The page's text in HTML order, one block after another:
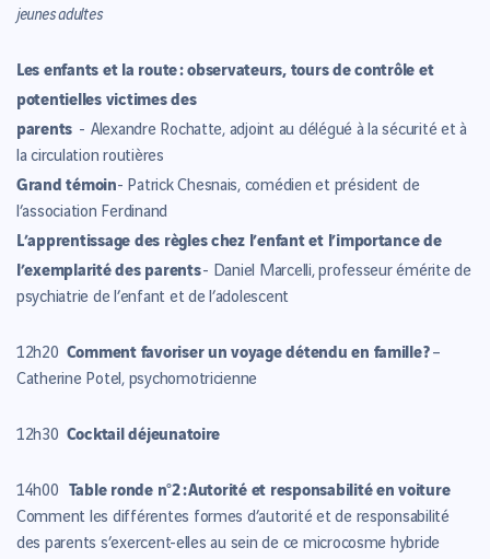
jeunes adultes
Les enfants et la route : observateurs, tours de contrôle et
potentielles victimes des
parents - Alexandre Rochatte, adjoint au délégué à la sécurité et à
la circulation routières
Grand témoin- Patrick Chesnais, comédien et président de
l’association Ferdinand
L’apprentissage des règles chez l’enfant et l’importance de
l’exemplarité des parents- Daniel Marcelli, professeur émérite de
psychiatrie de l’enfant et de l’adolescent
12h20 Comment favoriser un voyage détendu en famille ?–
Catherine Potel, psychomotricienne
12h30 Cocktail déjeunatoire
14h00 Table ronde n°2 :Autorité et responsabilité en voiture
Comment les différentes formes d’autorité et de responsabilité
des parents s’exercent-elles au sein de ce microcosme hybride